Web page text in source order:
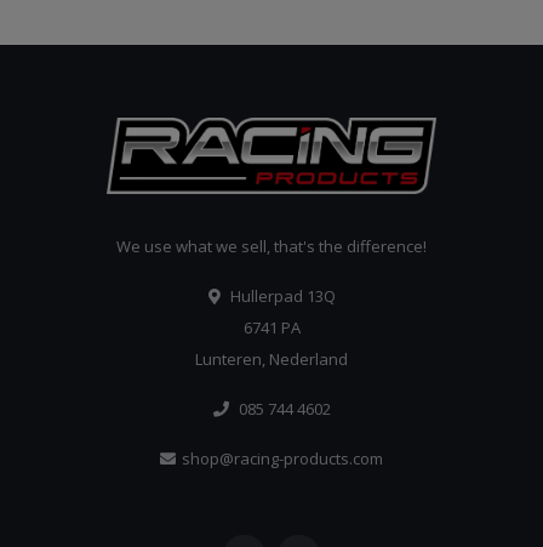
We use what we sell, that's the difference!
Hullerpad 13Q
6741 PA
Lunteren, Nederland
085 744 4602
shop@racing-products.com